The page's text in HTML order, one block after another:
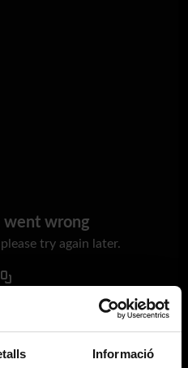
Informació
went wrong
try again later.